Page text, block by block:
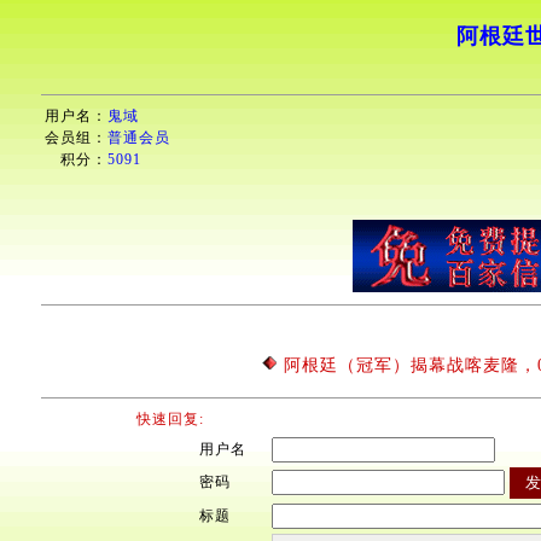
阿根廷
用户名： 鬼域
会员组： 普通会员
积分： 5091
阿根廷（冠军）揭幕战喀麦隆
快速回复:
用户名
密码
标题